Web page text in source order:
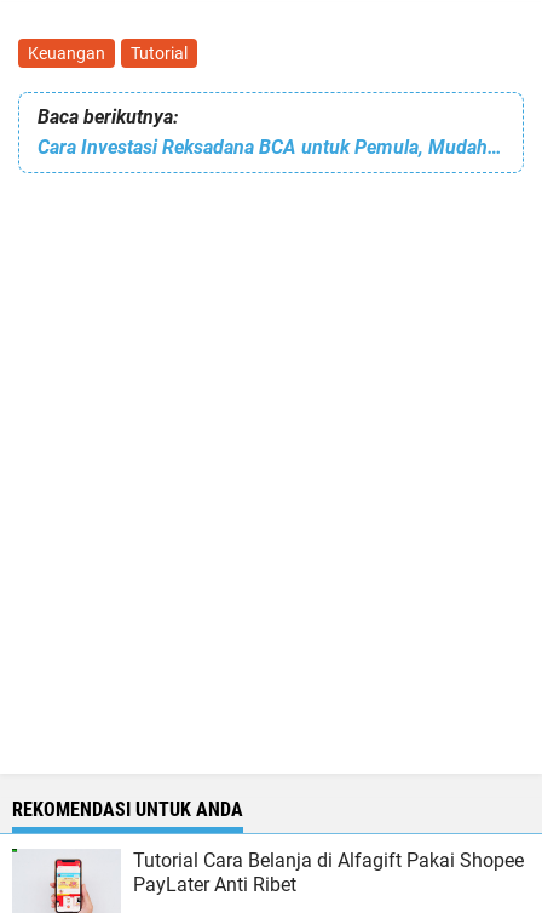
Keuangan Tutorial
Baca berikutnya:
Cara Investasi Reksadana BCA untuk Pemula, Mudah dan Menguntungkan!
REKOMENDASI UNTUK ANDA
Tutorial Cara Belanja di Alfagift Pakai Shopee
PayLater Anti Ribet